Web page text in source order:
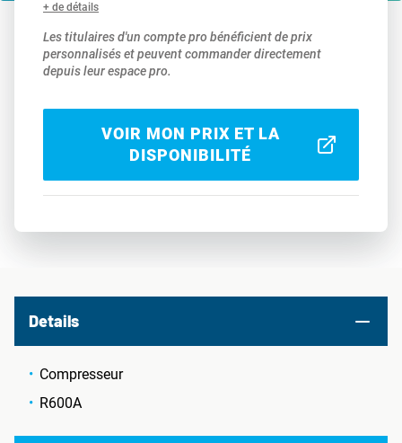
+ de détails
Les titulaires d'un compte pro bénéficient de prix
personnalisés et peuvent commander directement
depuis leur espace pro.
VOIR MON PRIX ET LA
DISPONIBILITÉ
Details
Compresseur
R600A